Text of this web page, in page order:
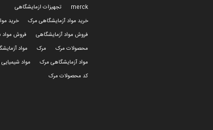
merck
تجهیزات ازمایشگاهی
خرید مواد آزمایشگاهی مرک
خرید
فروش مواد آزمایشگاهی
فروش مواد
محصولات مرک
مرک
مواد
مواد آزمایشگاهی مرک
مواد
کد محصولات مرک